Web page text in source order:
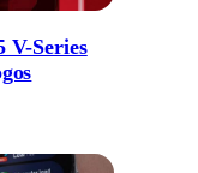
V-Series